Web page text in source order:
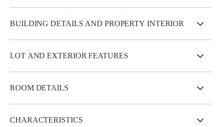
BUILDING DETAILS AND PROPERTY INTERIOR
LOT AND EXTERIOR FEATURES
ROOM DETAILS
CHARACTERISTICS